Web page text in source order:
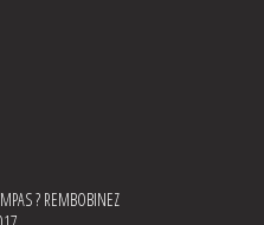
? REMBOBINEZ